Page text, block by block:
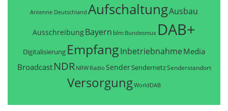
Antenne Deutschland AufschaltungAusbau
AusschreibungBayern blm Bundesmux DAB+
Digitalisierung EmpfangInbetriebnahme Media
Broadcast NDR NRW Radio SenderSendernetzSenderstandort
VersorgungWorldDAB